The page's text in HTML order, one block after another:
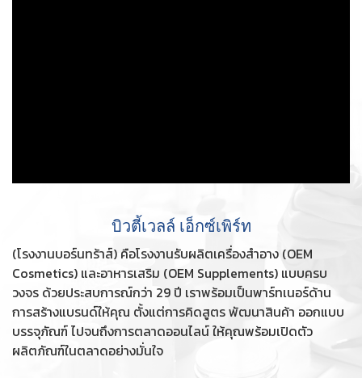
บิวตี้เวลล์ เอ็กซ์เพิร์ท
(โรงงานบอร์นทร้าส์) คือโรงงานรับผลิตเครื่องสำอาง (OEM
Cosmetics) และอาหารเสริม (OEM Supplements) แบบครบ
วงจร ด้วยประสบการณ์กว่า 29 ปี เราพร้อมเป็นพาร์ทเนอร์ด้าน
การสร้างแบรนด์ให้คุณ ตั้งแต่การคิดสูตร พัฒนาสินค้า ออกแบบ
บรรจุภัณฑ์ ไปจนถึงการตลาดออนไลน์ ให้คุณพร้อมเปิดตัว
ผลิตภัณฑ์ในตลาดอย่างมั่นใจ